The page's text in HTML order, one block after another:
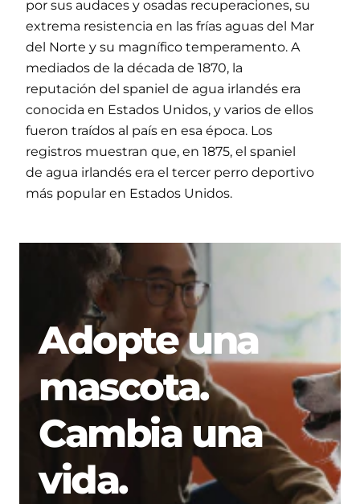
por sus audaces y osadas recuperaciones, su
extrema resistencia en las frías aguas del Mar
del Norte y su magnífico temperamento. A
mediados de la década de 1870, la
reputación del spaniel de agua irlandés era
conocida en Estados Unidos, y varios de ellos
fueron traídos al país en esa época. Los
registros muestran que, en 1875, el spaniel
de agua irlandés era el tercer perro deportivo
más popular en Estados Unidos.
Adopte una
mascota.
Cambia una
vida.